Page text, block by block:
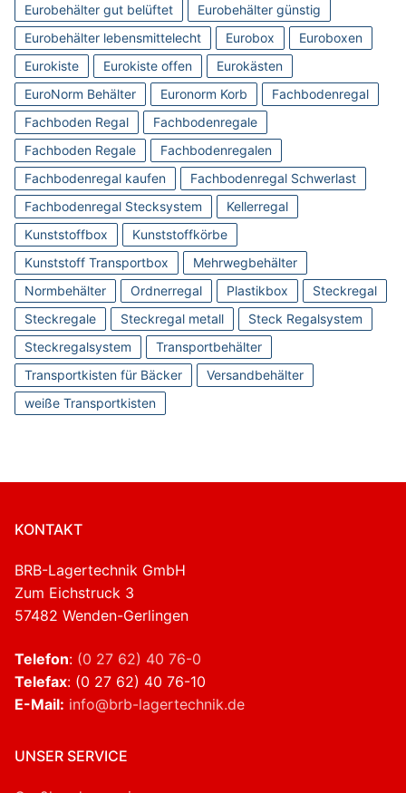
Eurobehälter gut belüftet
Eurobehälter günstig
Eurobehälter lebensmittelecht
Eurobox
Euroboxen
Eurokiste
Eurokiste offen
Eurokästen
EuroNorm Behälter
Euronorm Korb
Fachbodenregal
Fachboden Regal
Fachbodenregale
Fachboden Regale
Fachbodenregalen
Fachbodenregal kaufen
Fachbodenregal Schwerlast
Fachbodenregal Stecksystem
Kellerregal
Kunststoffbox
Kunststoffkörbe
Kunststoff Transportbox
Mehrwegbehälter
Normbehälter
Ordnerregal Plastikbox
Steckregal
Steckregale
Steckregal metall
Steck Regalsystem
Steckregalsystem
Transportbehälter
Transportkisten für Bäcker
Versandbehälter
weiße Transportkisten
KONTAKT
BRB-Lagertechnik GmbH
Zum Eichstruck 3
57482 Wenden-Gerlingen
Telefon: (0 27 62) 40 76-0
Telefax: (0 27 62) 40 76-10
E-Mail: info@brb-lagertechnik.de
UNSER SERVICE